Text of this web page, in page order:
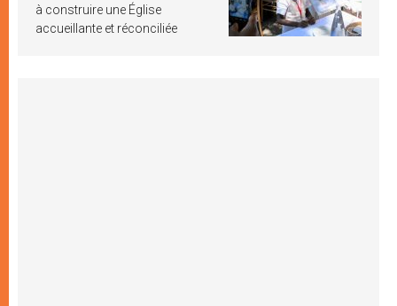
à construire une Église
accueillante et réconciliée